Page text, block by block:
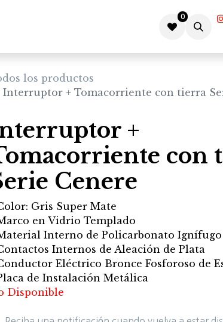
0
los productos
Interruptor + Tomacorriente con tierra
+
con
Cenere
Gris Super Mate
en Vidrio Templado
Interno de Policarbonato Ignífugo
Internos de Aleación de Plata
Eléctrico Bronce Fosforoso de
de Instalación Metálica
Disponible